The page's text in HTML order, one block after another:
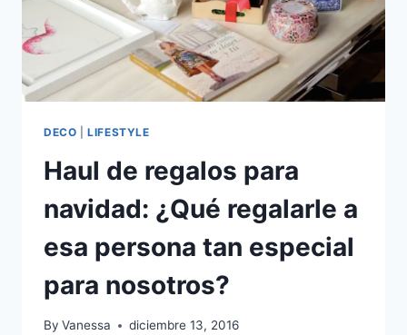
DECO |LIFESTYLE
Haul de regalos para
navidad: ¿Qué regalarle a
esa persona tan especial
para nosotros?
By Vanessa diciembre 13, 2016